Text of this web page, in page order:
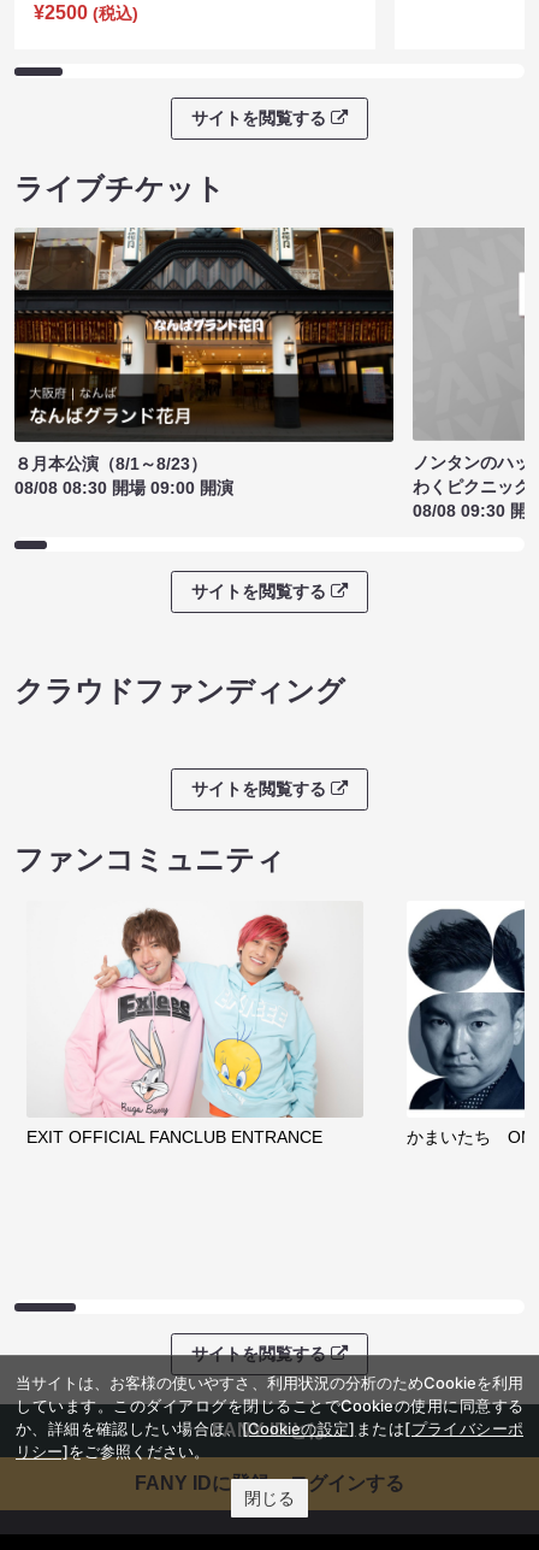
¥2500 (税込)
サイトを閲覧する
ライブチケット
８月本公演（8/1～8/23）
08/08 08:30 開場 09:00 開演
ノンタンのハッ
わくピクニック
08/08 09:30 開
サイトを閲覧する
クラウドファンディング
サイトを閲覧する
ファンコミュニティ
EXIT OFFICIAL FANCLUB ENTRANCE かまいたち
サイトを閲覧する
FANY IDとは
FANY IDに登録・ログインする
当サイトは、お客様の使いやすさ、利用状況の分析のためCookieを利用
しています。このダイアログを閉じることでCookieの使用に同意する
か、詳細を確認したい場合は、[Cookieの設定] または[プライバシーポ
リシー]をご参照ください。
閉じる